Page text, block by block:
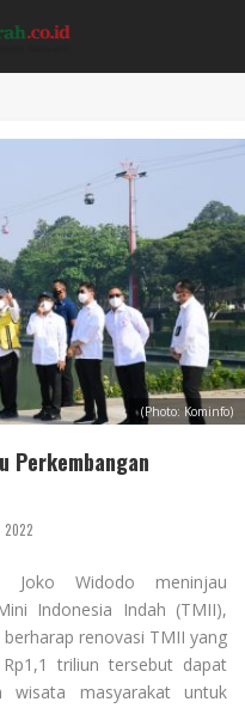
(Photo: Kominfo)
Perkembangan
2022
Joko Widodo meninjau
Indonesia Indah (TMII),
renovasi TMII yang
triliun tersebut dapat
wisata masyarakat untuk